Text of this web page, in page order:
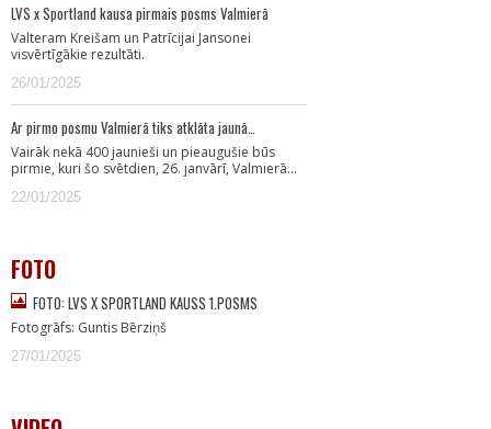
LVS x Sportland kausa pirmais posms Valmierā
Valteram Kreišam un Patrīcijai Jansonei
visvērtīgākie rezultāti.
26/01/2025
Ar pirmo posmu Valmierā tiks atklāta jaunā…
Vairāk nekā 400 jaunieši un pieaugušie būs
pirmie, kuri šo svētdien, 26. janvārī, Valmierā…
22/01/2025
FOTO
FOTO: LVS X SPORTLAND KAUSS 1.POSMS
Fotogrāfs: Guntis Bērziņš
27/01/2025